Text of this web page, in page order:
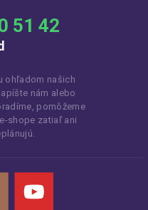
51 42
ohľadom našich
nám alebo
pomôžeme
shope zatiaľ ani
YouTube